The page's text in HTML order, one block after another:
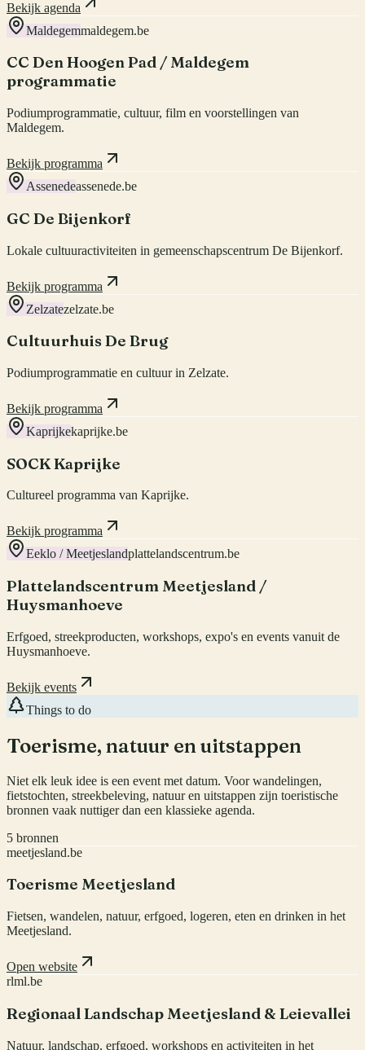
Bekijk agenda
Maldegemmaldegem.be
CC Den Hoogen Pad / Maldegem
programmatie
Podiumprogrammatie, cultuur, film en voorstellingen van
Maldegem.
Bekijk programma
Assenedeassenede.be
GC De Bijenkorf
Lokale cultuuractiviteiten in gemeenschapscentrum De Bijenkorf.
Bekijk programma
Zelzatezelzate.be
Cultuurhuis De Brug
Podiumprogrammatie en cultuur in Zelzate.
Bekijk programma
Kaprijkekaprijke.be
SOCK Kaprijke
Cultureel programma van Kaprijke.
Bekijk programma
Eeklo / Meetjeslandplattelandscentrum.be
Plattelandscentrum Meetjesland /
Huysmanhoeve
Erfgoed, streekproducten, workshops, expo's en events vanuit de
Huysmanhoeve.
Bekijk events
Things to do
Toerisme, natuur en uitstappen
Niet elk leuk idee is een event met datum. Voor wandelingen,
fietstochten, streekbeleving, natuur en uitstappen zijn toeristische
bronnen vaak nuttiger dan een klassieke agenda.
5 bronnen
meetjesland.be
Toerisme Meetjesland
Fietsen, wandelen, natuur, erfgoed, logeren, eten en drinken in het
Meetjesland.
Open website
rlml.be
Regionaal Landschap Meetjesland & Leievallei
Natuur, landschap, erfgoed, workshops en activiteiten in het